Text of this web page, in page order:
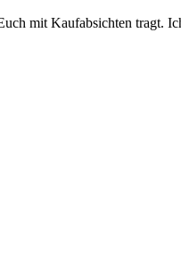
mit Kaufabsichten tragt.